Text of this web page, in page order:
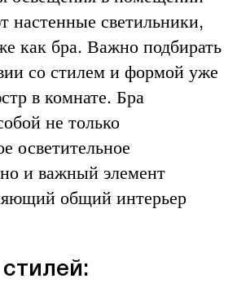
настенные светильники,
как бра. Важно подбирать
со стилем и формой уже
в комнате. Бра
не только
осветительное
и важный элемент
общий интерьер